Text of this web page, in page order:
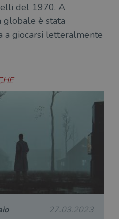
del 1970. A
globale è stata
a giocarsi letteralmente
27.03.2023